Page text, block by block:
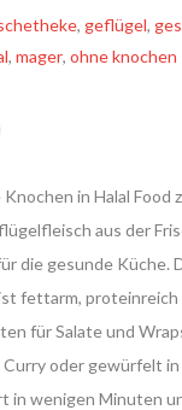
, geflügel,
, mager, ohne knochen
in Halal
aus der
die gesunde Küche.
fettarm, proteinreich
für Salate und
oder gewürfelt
in wenigen Minuten